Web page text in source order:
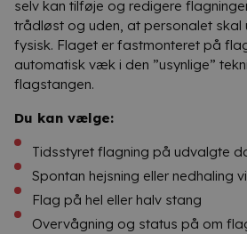
selv kan tilføje og redigere
trådløst og uden, at personalet
fysisk. Flaget er fastmonteret på
automatisk væk i den ”usynlige”
flagstangen.
Du kan vælge:
Tidsstyret flagning på udvalgte
Spontan hejsning eller nedhaling
Flag på hel eller halv stang
Overvågning og status på om